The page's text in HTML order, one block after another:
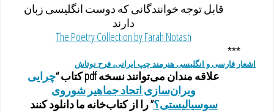
قابل توجه خوانندگانی که دوست انگلیسی زبان
دارند
The Poetry Collection by Farah Notash
***
اشعار فارسی و انگلیسی هنرمند چپ ایرانی، فرح نوتاش
علاقه مندان می‌توانند نسخه pdf کتاب “
چرایی
ویران‌سازی اتحاد جماهیر شوروی
سوسیالیستی؟” را از کتاب‌خانه ما دانلود کنند